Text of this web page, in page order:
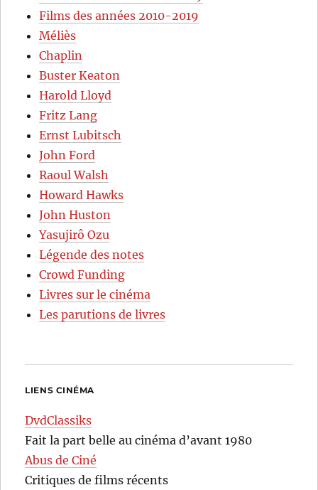
Films des années 2010-2019
Méliès
Chaplin
Buster Keaton
Harold Lloyd
Fritz Lang
Ernst Lubitsch
John Ford
Raoul Walsh
Howard Hawks
John Huston
Yasujirô Ozu
Légende des notes
Crowd Funding
Livres sur le cinéma
Les parutions de livres
LIENS CINÉMA
DvdClassiks
Fait la part belle au cinéma d’avant 1980
Abus de Ciné
Critiques de films récents